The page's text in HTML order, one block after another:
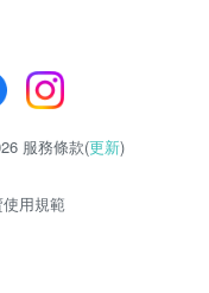
服務條款(更新)
用規範